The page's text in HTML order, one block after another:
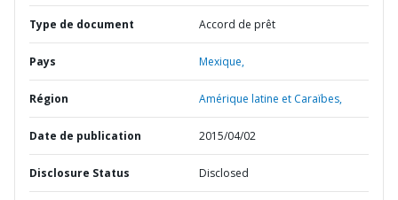
Type de document Accord de prêt
Pays Mexique,
Région Amérique latine et Caraïbes,
Date de publication 2015/04/02
Disclosure Status Disclosed